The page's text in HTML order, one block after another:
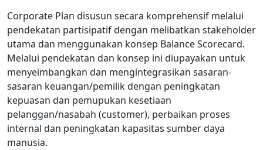
Corporate Plan disusun secara komprehensif melalui
pendekatan partisipatif dengan melibatkan stakeholder
utama dan menggunakan konsep Balance Scorecard.
Melalui pendekatan dan konsep ini diupayakan untuk
menyeimbangkan dan mengintegrasikan sasaran-
sasaran keuangan/pemilik dengan peningkatan
kepuasan dan pemupukan kesetiaan
pelanggan/nasabah (customer), perbaikan proses
internal dan peningkatan kapasitas sumber daya
manusia.